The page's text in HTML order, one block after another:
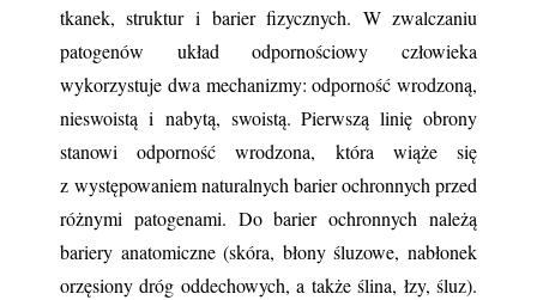
tkanek, struktur i barier fizycznych. W zwalczaniu
patogenów układ odpornościowy człowieka
wykorzystuje dwa mechanizmy: odporność wrodzoną,
nieswoistą i nabytą, swoistą. Pierwszą linię obrony
stanowi odporność wrodzona, która wiąże się
z występowaniem naturalnych barier ochronnych przed
różnymi patogenami. Do barier ochronnych należą
bariery anatomiczne (skóra, błony śluzowe, nabłonek
orzęsiony dróg oddechowych, a także ślina, łzy, śluz).